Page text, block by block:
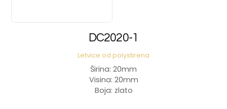
DC2020-1
Letvice od polystirena
Širina: 20mm
Visina: 20mm
Boja: zlato